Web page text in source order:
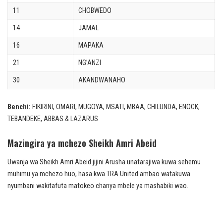
11 CHOBWEDO
14 JAMAL
16 MAPAKA
21 NG’ANZI
30 AKANDWANAHO
Benchi: FIKIRINI, OMARI, MUGOYA, MSATI, MBAA, CHILUNDA, ENOCK,
TEBANDEKE, ABBAS & LAZARUS
Mazingira ya mchezo Sheikh Amri Abeid
Uwanja wa Sheikh Amri Abeid jijini Arusha unatarajiwa kuwa sehemu
muhimu ya mchezo huo, hasa kwa TRA United ambao watakuwa
nyumbani wakitafuta matokeo chanya mbele ya mashabiki wao.